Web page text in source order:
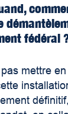
fédéral
mettre